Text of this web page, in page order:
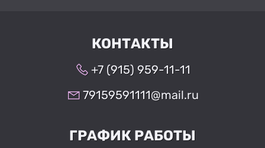
КОНТАКТЫ
+7 (915) 959-11-11
79159591111@mail.ru
ГРАФИК РАБОТЫ